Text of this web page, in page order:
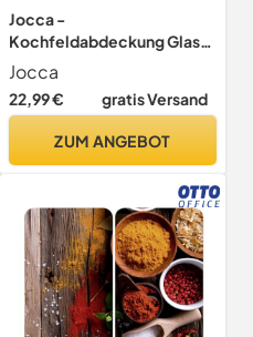
Jocca -
Kochfeldabdeckung Glas,
Herdabdeckplatten 2er-
Set, Schneidebrett und
Spritzschutz,
Lavendel Design, 30 x 52
Jocca
22,99 € gratis Versand
ZUM ANGEBOT